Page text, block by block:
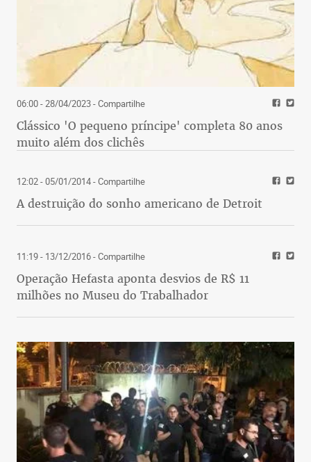
saiba mais
Talvez pela grafia similar, há quem confunda
Michelle Mendes esclarece a dúvida: “Os
probióticos são
as bactérias e os prebióticos
incluem principalmente
as fibras”. Existem também
os simbióticos, produtos
que associam probióticos
e prebióticos.
06:00 - 28/04/2023- Compartilhe
Clássico 'O pequeno príncipe' completa 80 anos
muito além dos clichês
12:02 - 05/01/2014- Compartilhe
A destruição do sonho americano de Detroit
11:19 - 13/12/2016- Compartilhe
Operação Hefasta aponta desvios de R$ 11
milhões no Museu do Trabalhador